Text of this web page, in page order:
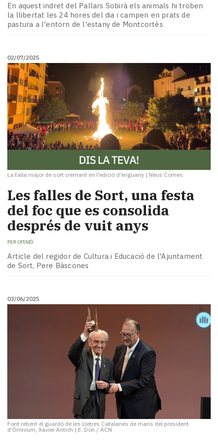
En aquest indret del Pallars Sobirà els animals hi troben
la llibertat les 24 hores del dia i campen en prats de
pastura a l'entorn de l'estany de Montcortès
02/07/2025
La falla major de sort cremant en l'edició d'enguany | Neus Comes
Les falles de Sort, una festa
del foc que es consolida
després de vuit anys
PER OPINIÓ
Article del regidor de Cultura i Educació de l'Ajuntament
de Sort, Pere Bàscones
03/06/2025
Font rebent el guardó de les Lletres Catalanes de mans del president
d'Òmnium, Xavier Antich | E. Don / ACN